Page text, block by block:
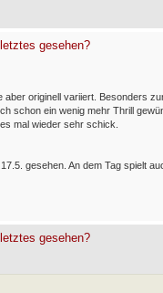
gesehen?
originell variiert. Besonders
schon ein wenig mehr Thrill
mal wieder sehr schick.
gesehen. An dem Tag spielt
gesehen?